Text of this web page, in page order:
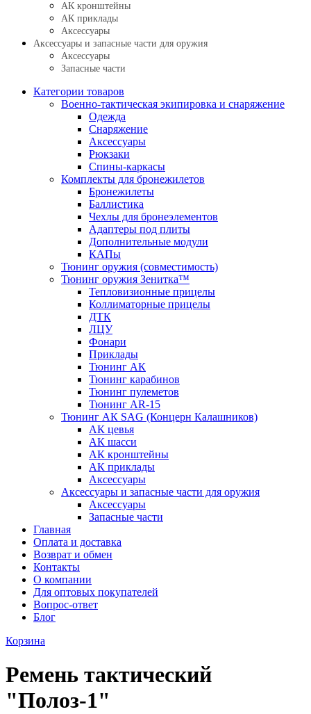
АК кронштейны
АК приклады
Аксессуары
Аксессуары и запасные части для оружия
Аксессуары
Запасные части
Категории товаров
Военно-тактическая экипировка и снаряжение
Одежда
Снаряжение
Аксессуары
Рюкзаки
Спины-каркасы
Комплекты для бронежилетов
Бронежилеты
Баллистика
Чехлы для бронеэлементов
Адаптеры под плиты
Дополнительные модули
КАПы
Тюнинг оружия (совместимость)
Тюнинг оружия Зенитка™
Тепловизионные прицелы
Коллиматорные прицелы
ДТК
ЛЦУ
Фонари
Приклады
Тюнинг АК
Тюнинг карабинов
Тюнинг пулеметов
Тюнинг AR-15
Тюнинг АК SAG (Концерн Калашников)
АК цевья
АК шасси
АК кронштейны
АК приклады
Аксессуары
Аксессуары и запасные части для оружия
Аксессуары
Запасные части
Главная
Оплата и доставка
Возврат и обмен
Контакты
О компании
Для оптовых покупателей
Вопрос-ответ
Блог
Корзина
Ремень тактический
"Полоз-1"